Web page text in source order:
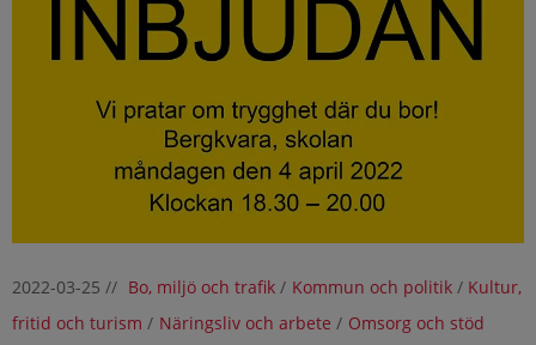
2022-03-25 // Bo, miljö och trafik/ Kommun och politik/ Kultur,
fritid och turism / Näringsliv och arbete / Omsorg och stöd